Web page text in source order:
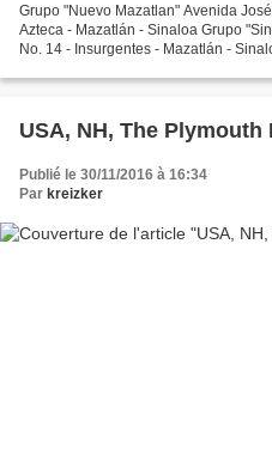
Grupo "Nuevo Mazatlan" Avenida
Azteca - Mazatlán - Sinaloa Grupo "Sinaloa" Calle Segunda Chachalacas
No. 14 - Insurgentes - Mazatlán -
USA, NH, The Plymouth
Publié le 30/11/2016 à 16:34
Par kreizker